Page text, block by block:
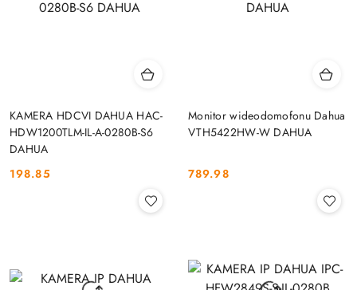
KAMERA HDCVI DAHUA HAC-
HDW1200TLM-IL-A-0280B-S6
DAHUA
Cena:
198.85
Monitor wideodomofonu Dahua
VTH5422HW-W DAHUA
Cena:
789.98